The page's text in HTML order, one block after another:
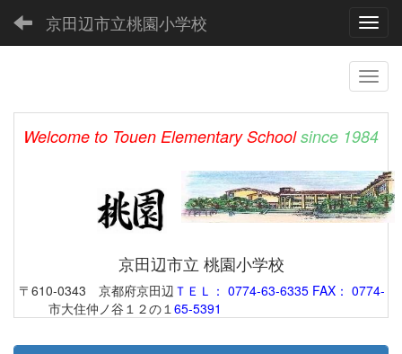
京田辺市立桃園小学校
Welcome to Touen Elementary School since 1984
京田辺市立 桃園小学校
〒610-0343 京都府京田辺
市大住仲ノ谷１２の１
ＴＥＬ： 0774-63-6335 FAX： 0774-
65-5391